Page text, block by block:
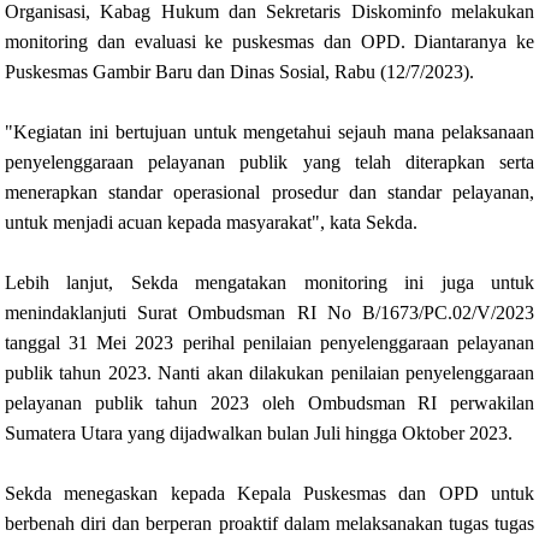
Organisasi, Kabag Hukum dan Sekretaris Diskominfo melakukan
monitoring dan evaluasi ke puskesmas dan OPD. Diantaranya ke
Puskesmas Gambir Baru dan Dinas Sosial, Rabu (12/7/2023).
"Kegiatan ini bertujuan untuk mengetahui sejauh mana pelaksanaan
penyelenggaraan pelayanan publik yang telah diterapkan serta
menerapkan standar operasional prosedur dan standar pelayanan,
untuk menjadi acuan kepada masyarakat", kata Sekda.
Lebih lanjut, Sekda mengatakan monitoring ini juga untuk
menindaklanjuti Surat Ombudsman RI No B/1673/PC.02/V/2023
tanggal 31 Mei 2023 perihal penilaian penyelenggaraan pelayanan
publik tahun 2023. Nanti akan dilakukan penilaian penyelenggaraan
pelayanan publik tahun 2023 oleh Ombudsman RI perwakilan
Sumatera Utara yang dijadwalkan bulan Juli hingga Oktober 2023.
Sekda menegaskan kepada Kepala Puskesmas dan OPD untuk
berbenah diri dan berperan proaktif dalam melaksanakan tugas tugas